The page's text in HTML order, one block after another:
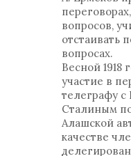
вопросов,
отстаивать
вопросах.
Весной 1918
участие в
телеграфу
Сталиным
Алашской
качестве